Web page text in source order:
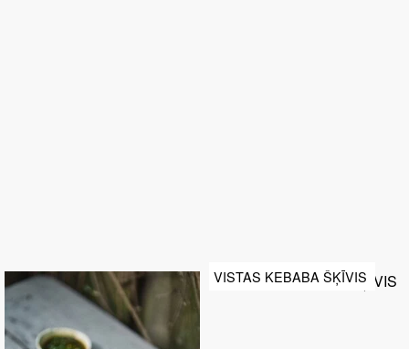
VISTAS KEBABA ŠĶĪVIS